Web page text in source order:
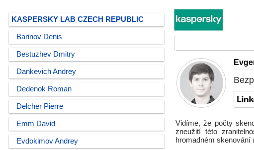
KASPERSKY LAB CZECH REPUBLIC
Barinov Denis
Bestuzhev Dmitry
Dankevich Andrey
Dedenok Roman
Delcher Pierre
Emm David
Evdokimov Andrey
Vidíme, že počty
zneužití této
hromadném skenování